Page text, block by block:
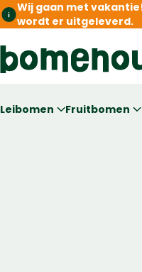
Wij gaan met
wordt er uitgeleverd.
Leibomen Fruitbomen